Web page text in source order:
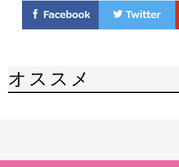
オススメ